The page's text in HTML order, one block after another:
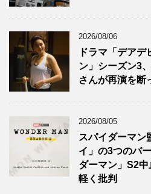
2026/08/06
ドラマ「デア
ン」シーズン3
さんが再演を断
2026/08/05
スパイダーマン
イ」の3つのバ
ダーマン」S2
軽く批判